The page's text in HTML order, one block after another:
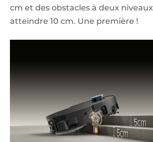
cm et des obstacles à deux
atteindre 10 cm. Une première !